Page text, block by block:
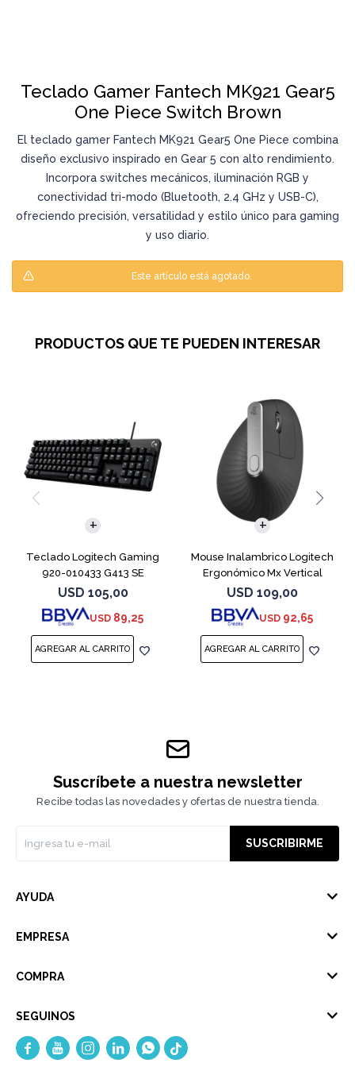
Teclado Gamer Fantech MK921 Gear5
One Piece Switch Brown
El teclado gamer Fantech MK921 Gear5 One Piece combina
diseño exclusivo inspirado en Gear 5 con alto rendimiento.
Incorpora switches mecánicos, iluminación RGB y
conectividad tri-modo (Bluetooth, 2.4 GHz y USB-C),
ofreciendo precisión, versatilidad y estilo único para gaming
y uso diario.
Este artículo está agotado.
PRODUCTOS QUE TE PUEDEN INTERESAR
Teclado Logitech Gaming
920-010433 G413 SE
Retroiluminado
USD 105,00
USD 89,25
Mouse Inalambrico Logitech
Ergonómico Mx Vertical
Negro
USD 109,00
USD 92,65
Suscríbete a nuestra newsletter
Recibe todas las novedades y ofertas de nuestra tienda.
SUSCRIBIRME
AYUDA
EMPRESA
COMPRA
SEGUINOS
    